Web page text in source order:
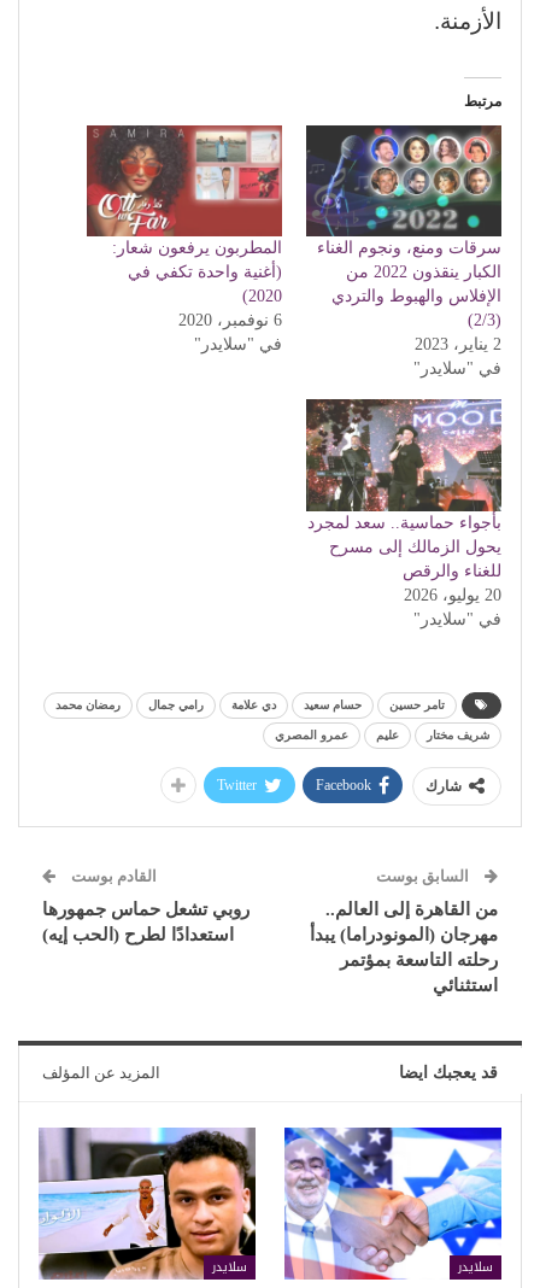
الأزمنة.
مرتبط
سرقات ومنع، ونجوم الغناء
الكبار ينقذون 2022 من
الإفلاس والهبوط والتردي
(2/3)
2 يناير، 2023
في "سلايدر"
المطربون يرفعون شعار:
(أغنية واحدة تكفي في
2020)
6 نوفمبر، 2020
في "سلايدر"
بأجواء حماسية.. سعد لمجرد
يحول الزمالك إلى مسرح
للغناء والرقص
20 يوليو، 2026
في "سلايدر"
تامر حسين حسام سعيد دي علامة رامي جمال رمضان محمد
شريف مختار عليم عمرو المصري
شارك Facebook
Twitter
السابق بوست
من القاهرة إلى العالم..
مهرجان (المونودراما) يبدأ
رحلته التاسعة بمؤتمر
استثنائي
القادم بوست
روبي تشعل حماس جمهورها
استعدادًا لطرح (الحب إيه)
قد يعجبك ايضا المزيد عن المؤلف
سلايدر سلايدر